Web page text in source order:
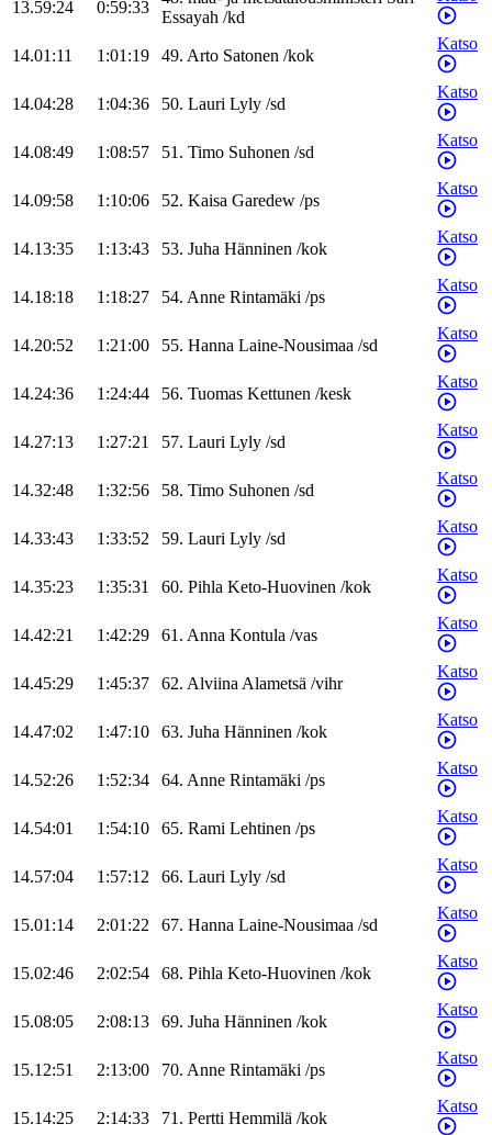
13.59:24 0:59:33
Essayah /kd
14.01:11 1:01:19 49. Arto Satonen /kok
Katso
14.04:28 1:04:36 50. Lauri Lyly /sd
Katso
14.08:49 1:08:57 51. Timo Suhonen /sd
Katso
14.09:58 1:10:06 52. Kaisa Garedew /ps
Katso
14.13:35 1:13:43 53. Juha Hänninen /kok
Katso
14.18:18 1:18:27 54. Anne Rintamäki /ps
Katso
14.20:52 1:21:00 55. Hanna Laine-Nousimaa /sd
Katso
14.24:36 1:24:44 56. Tuomas Kettunen /kesk
Katso
14.27:13 1:27:21 57. Lauri Lyly /sd
Katso
14.32:48 1:32:56 58. Timo Suhonen /sd
Katso
14.33:43 1:33:52 59. Lauri Lyly /sd
Katso
14.35:23 1:35:31 60. Pihla Keto-Huovinen /kok
Katso
14.42:21 1:42:29 61. Anna Kontula /vas
Katso
14.45:29 1:45:37 62. AlviinaAlametsä /vihr
Katso
14.47:02 1:47:10 63. Juha Hänninen /kok
Katso
14.52:26 1:52:34 64. Anne Rintamäki /ps
Katso
14.54:01 1:54:10 65. Rami Lehtinen /ps
Katso
14.57:04 1:57:12 66. Lauri Lyly /sd
Katso
15.01:14 2:01:22 67. Hanna Laine-Nousimaa /sd
Katso
15.02:46 2:02:54 68. Pihla Keto-Huovinen /kok
Katso
15.08:05 2:08:13 69. Juha Hänninen /kok
Katso
15.12:51 2:13:00 70. Anne Rintamäki /ps
Katso
15.14:25 2:14:33 71. Pertti Hemmilä /kok
Katso